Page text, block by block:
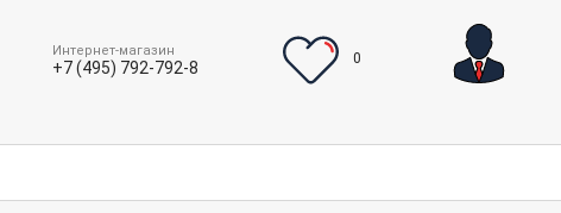
Интернет-магазин
+7 (495) 792-792-8
0